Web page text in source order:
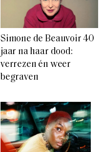
Simone de Beauvoir 40
jaar na haar dood:
verrezen én weer
begraven